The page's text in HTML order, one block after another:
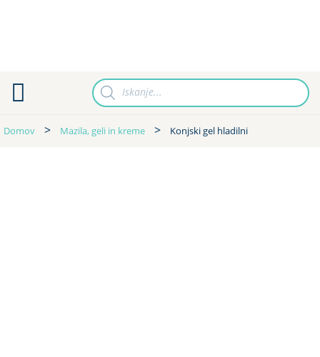
Products
search
Domov Mazila, geli in kreme Konjski gel hladilni